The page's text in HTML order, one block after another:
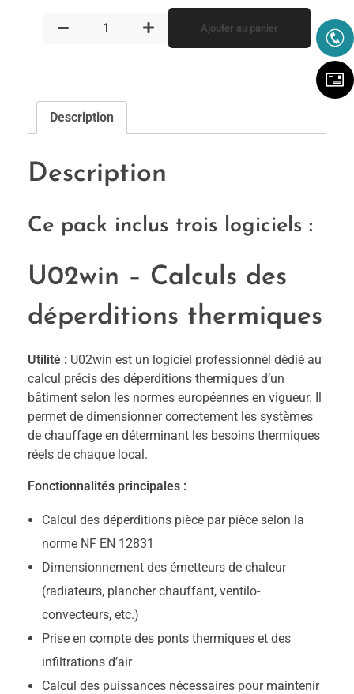
Ajouter au panier
Description
Description
Ce pack inclus trois logiciels :
U02win – Calculs des
déperditions thermiques
Utilité : U02win est un logiciel professionnel dédié au
calcul précis des déperditions thermiques d’un
bâtiment selon les normes européennes en vigueur. Il
permet de dimensionner correctement les systèmes
de chauffage en déterminant les besoins thermiques
réels de chaque local.
Fonctionnalités principales :
Calcul des déperditions pièce par pièce selon la
norme NF EN 12831
Dimensionnement des émetteurs de chaleur
(radiateurs, plancher chauffant, ventilo-
convecteurs, etc.)
Prise en compte des ponts thermiques et des
infiltrations d’air
Calcul des puissances nécessaires pour maintenir